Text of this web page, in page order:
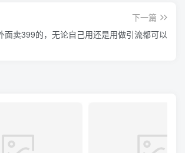
下一篇
面卖399的，无论自己用还是用做引流都可以